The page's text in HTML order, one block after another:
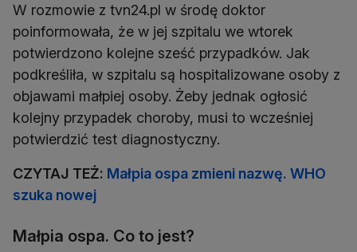
W rozmowie z tvn24.pl w środę doktor
poinformowała, że w jej szpitalu we wtorek
potwierdzono kolejne sześć przypadków. Jak
podkreśliła, w szpitalu są hospitalizowane osoby z
objawami małpiej osoby. Żeby jednak ogłosić
kolejny przypadek choroby, musi to wcześniej
potwierdzić test diagnostyczny.
CZYTAJ TEŻ: Małpia ospa zmieni nazwę. WHO
szuka nowej
Małpia ospa. Co to jest?